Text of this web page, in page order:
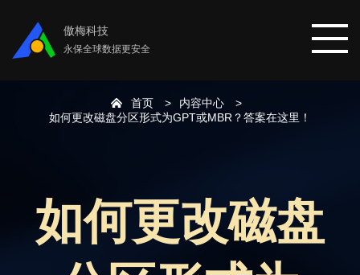
傲梅科技
永保全球数据更安全
数据恢复
数据备份
首页
内容中心
如何更改磁盘分区形式为GPT或MBR？答案在这里！
如何更改磁盘